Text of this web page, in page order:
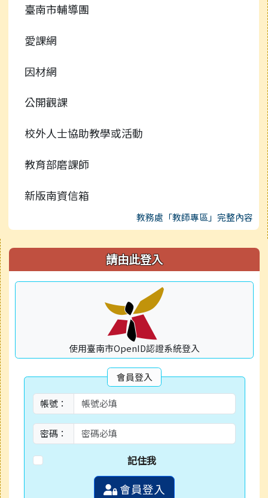
臺南市輔導團
愛課網
因材網
公開觀課
校外人士協助教學或活動
教育部磨課師
新版南資信箱
教務處「教師專區」完整內容
右邊區域內容 請由此登入
使用臺南市OpenID認證系統登入
會員登入
帳號：
密碼：
記住我
會員登入